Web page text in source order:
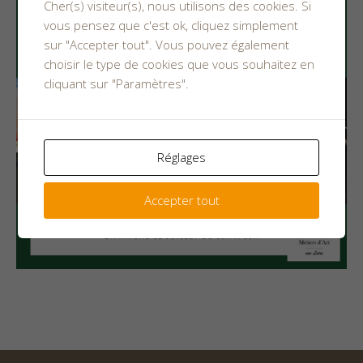
Cher(s) visiteur(s), nous utilisons des cookies. Si
vous pensez que c'est ok, cliquez simplement
sur "Accepter tout". Vous pouvez également
choisir le type de cookies que vous souhaitez en
cliquant sur "Paramètres".
Réglages
Accepter tout